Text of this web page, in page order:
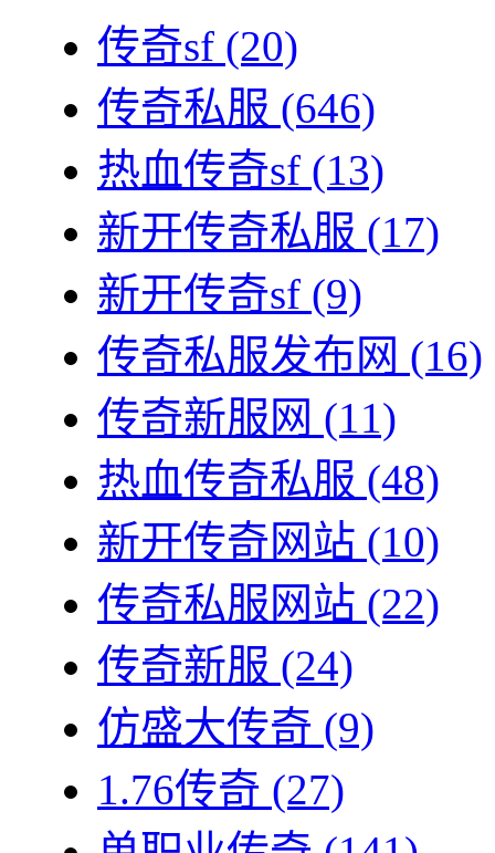
传奇sf (20)
传奇私服 (646)
热血传奇sf (13)
新开传奇私服 (17)
新开传奇sf (9)
传奇私服发布网 (16)
传奇新服网 (11)
热血传奇私服 (48)
新开传奇网站 (10)
传奇私服网站 (22)
传奇新服 (24)
仿盛大传奇 (9)
1.76传奇 (27)